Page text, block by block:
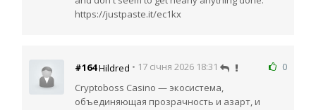
https://justpaste.it/ec1kx
0
#164Hildred • 17 січня 2026 18:31
Cryptoboss Casino — экосистема,
объединяющая прозрачность и азарт, и